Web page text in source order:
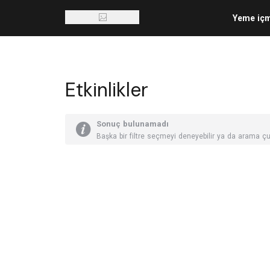
Yeme
Etkinlikler
Sonuç bulunamadı
Başka bir filtre seçmeyi deneyebilir ya da arama